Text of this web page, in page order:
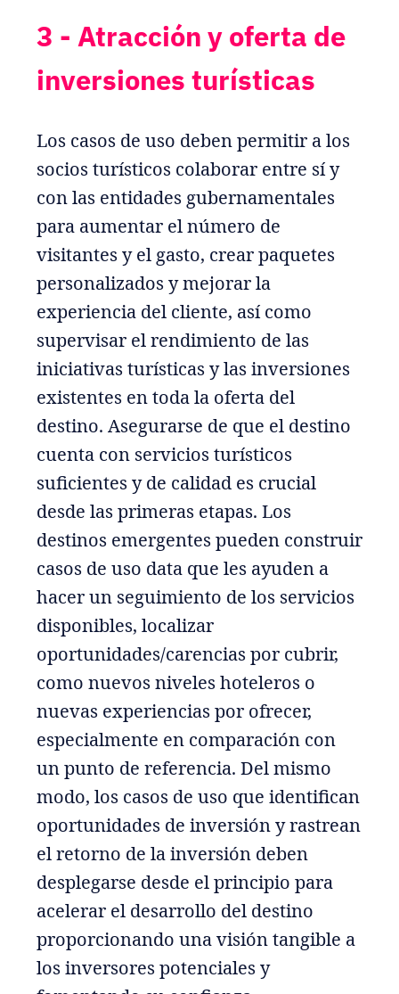
3 - Atracción y oferta de
inversiones turísticas
Los casos de uso deben permitir a los
socios turísticos colaborar entre sí y
con las entidades gubernamentales
para aumentar el número de
visitantes y el gasto, crear paquetes
personalizados y mejorar la
experiencia del cliente, así como
supervisar el rendimiento de las
iniciativas turísticas y las inversiones
existentes en toda la oferta del
destino. Asegurarse de que el destino
cuenta con servicios turísticos
suficientes y de calidad es crucial
desde las primeras etapas. Los
destinos emergentes pueden construir
casos de uso data que les ayuden a
hacer un seguimiento de los servicios
disponibles, localizar
oportunidades/carencias por cubrir,
como nuevos niveles hoteleros o
nuevas experiencias por ofrecer,
especialmente en comparación con
un punto de referencia. Del mismo
modo, los casos de uso que identifican
oportunidades de inversión y rastrean
el retorno de la inversión deben
desplegarse desde el principio para
acelerar el desarrollo del destino
proporcionando una visión tangible a
los inversores potenciales y